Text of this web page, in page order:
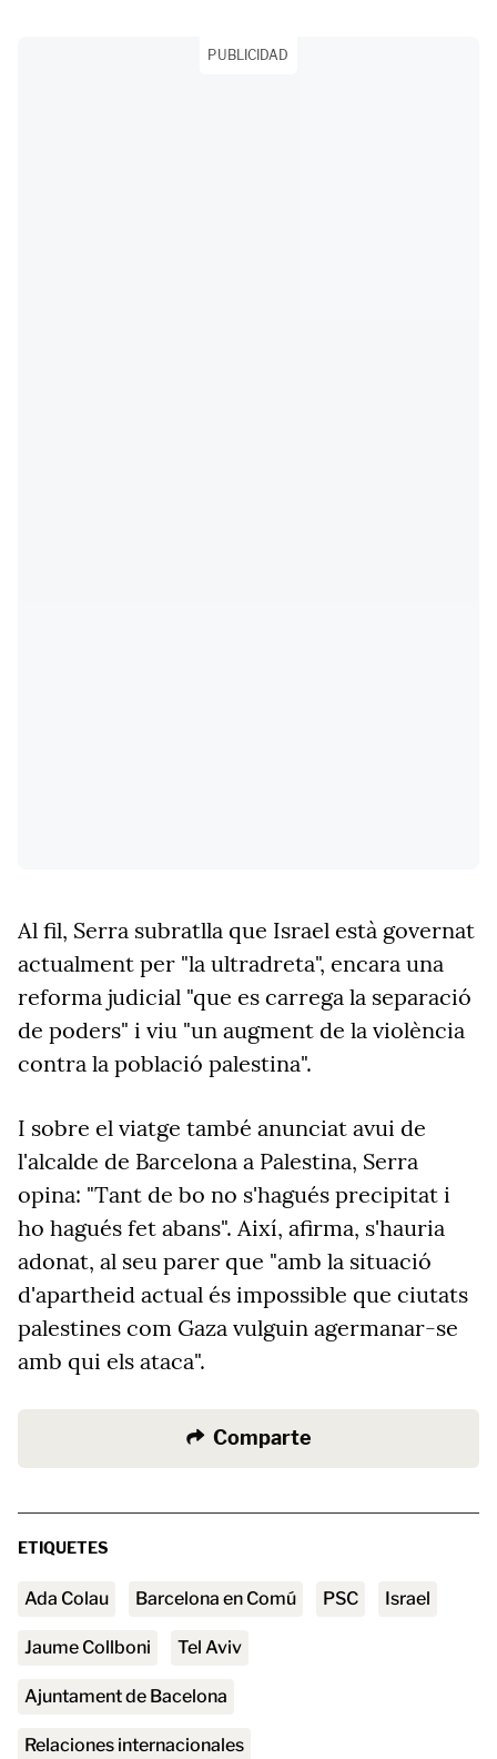
PUBLICIDAD
Al fil, Serra subratlla que Israel està governat
actualment per "la ultradreta", encara una
reforma judicial "que es carrega la separació
de poders" i viu "un augment de la violència
contra la població palestina".
I sobre el viatge també anunciat avui de
l'alcalde de Barcelona a Palestina, Serra
opina: "Tant de bo no s'hagués precipitat i
ho hagués fet abans". Així, afirma, s'hauria
adonat, al seu parer que "amb la situació
d'apartheid actual és impossible que ciutats
palestines com Gaza vulguin agermanar-se
amb qui els ataca".
Comparte
ETIQUETES
Ada Colau Barcelona en Comú PSC Israel
Jaume Collboni Tel Aviv
Ajuntament de Bacelona
relaciones internacionales